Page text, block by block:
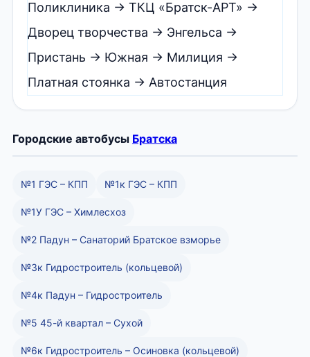
Поликлиника → ТКЦ «Братск-АРТ» →
Дворец творчества → Энгельса →
Пристань → Южная → Милиция →
Платная стоянка → Автостанция
Городские автобусы Братска
№1 ГЭС – КПП №1к ГЭС – КПП
№1У ГЭС – Химлесхоз
№2 Падун – Санаторий Братское взморье
№3к Гидростроитель (кольцевой)
№4к Падун – Гидростроитель
№5 45-й квартал – Сухой
№6к Гидростроитель – Осиновка (кольцевой)